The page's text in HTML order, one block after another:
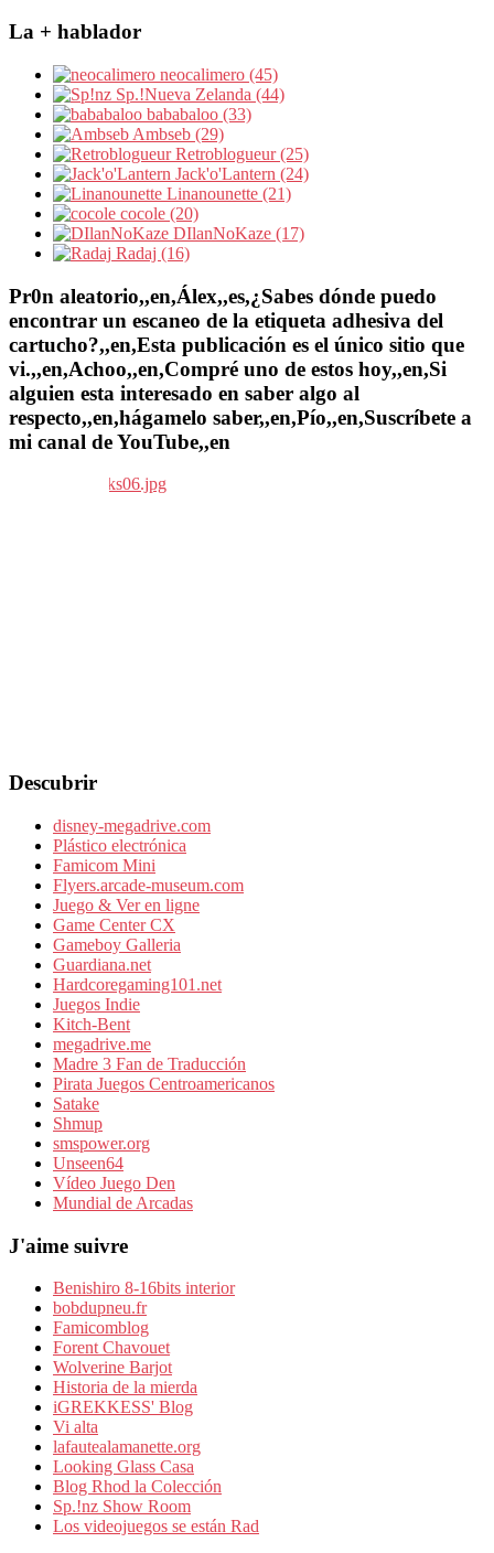
La + hablador
neocalimero (45)
Sp.!Nueva Zelanda (44)
bababaloo (33)
Ambseb (29)
Retroblogueur (25)
Jack'o'Lantern (24)
Linanounette (21)
cocole (20)
DIlanNoKaze (17)
Radaj (16)
Pr0n aleatorio,,en,Álex,,es,¿Sabes dónde puedo
encontrar un escaneo de la etiqueta adhesiva del
cartucho?,,en,Esta publicación es el único sitio que
vi.,,en,Achoo,,en,Compré uno de estos hoy,,en,Si
alguien esta interesado en saber algo al
respecto,,en,hágamelo saber,,en,Pío,,en,Suscríbete a
mi canal de YouTube,,en
Descubrir
disney-megadrive.com
Plástico electrónica
Famicom Mini
Flyers.arcade-museum.com
Juego & Ver en ligne
Game Center CX
Gameboy Galleria
Guardiana.net
Hardcoregaming101.net
Juegos Indie
Kitch-Bent
megadrive.me
Madre 3 Fan de Traducción
Pirata Juegos Centroamericanos
Satake
Shmup
smspower.org
Unseen64
Vídeo Juego Den
Mundial de Arcadas
J'aime suivre
Benishiro 8-16bits interior
bobdupneu.fr
Famicomblog
Forent Chavouet
Wolverine Barjot
Historia de la mierda
iGREKKESS' Blog
Vi alta
lafautealamanette.org
Looking Glass Casa
Blog Rhod la Colección
Sp.!nz Show Room
Los videojuegos se están Rad